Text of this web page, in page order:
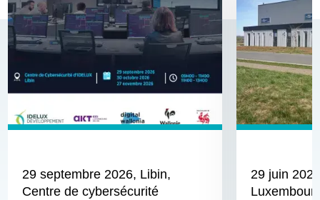
29 septembre 2026, Libin,
Centre de cybersécurité
29 juin